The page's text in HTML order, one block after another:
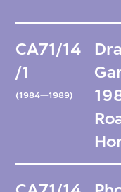
CA71/14
/1
(1984—1989)